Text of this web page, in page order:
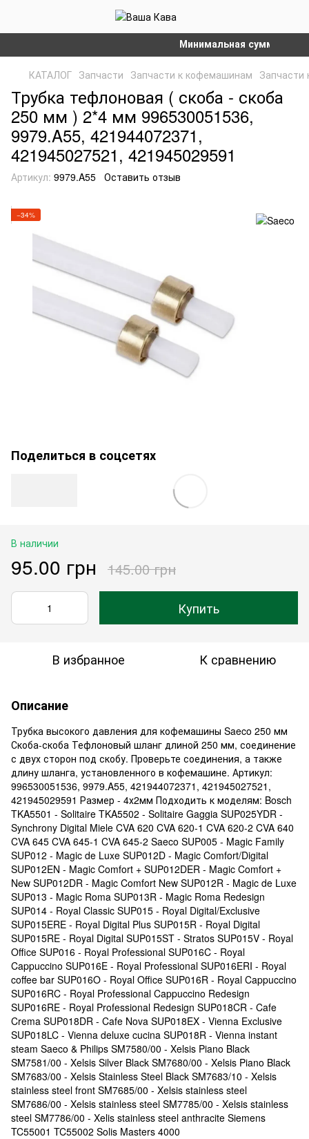
Минимальная сумма
КАТАЛОГ Запчасти Запчасти к кофемашинам Запчасти
Трубка тефлоновая ( скоба - скоба
250 мм ) 2*4 мм 996530051536,
9979.A55, 421944072371,
421945027521, 421945029591
Артикул: 9979.A55 Оставить отзыв
−34%
Поделиться в соцсетях
В наличии
95.00 грн 145.00 грн
Купить
В избранное К сравнению
Описание
Трубка высокого давления для кофемашины Saeco 250 мм
Скоба-скоба Тефлоновый шланг длиной 250 мм, соединение
с двух сторон под скобу. Проверьте соединения, а также
длину шланга, установленного в кофемашине. Артикул:
996530051536, 9979.A55, 421944072371, 421945027521,
421945029591 Размер - 4х2мм Подходить к моделям: Bosch
TKA5501 - Solitaire TKA5502 - Solitaire Gaggia SUP025YDR -
Synchrony Digital Miele CVA 620 CVA 620-1 CVA 620-2 CVA 640
CVA 645 CVA 645-1 CVA 645-2 Saeco SUP005 - Magic Family
SUP012 - Magic de Luxe SUP012D - Magic Comfort/Digital
SUP012EN - Magic Comfort + SUP012DER - Magic Comfort +
New SUP012DR - Magic Comfort New SUP012R - Magic de Luxe
SUP013 - Magic Roma SUP013R - Magic Roma Redesign
SUP014 - Royal Classic SUP015 - Royal Digital/Exclusive
SUP015ERE - Royal Digital Plus SUP015R - Royal Digital
SUP015RE - Royal Digital SUP015ST - Stratos SUP015V - Royal
Office SUP016 - Royal Professional SUP016C - Royal
Cappuccino SUP016E - Royal Professional SUP016ERI - Royal
coffee bar SUP016O - Royal Office SUP016R - Royal Cappuccino
SUP016RC - Royal Professional Cappuccino Redesign
SUP016RE - Royal Professional Redesign SUP018CR - Cafe
Crema SUP018DR - Cafe Nova SUP018EX - Vienna Exclusive
SUP018LC - Vienna deluxe cucina SUP018R - Vienna instant
steam Saeco & Philips SM7580/00 - Xelsis Piano Black
SM7581/00 - Xelsis Silver Black SM7680/00 - Xelsis Piano Black
SM7683/00 - Xelsis Stainless Steel Black SM7683/10 - Xelsis
stainless steel front SM7685/00 - Xelsis stainless steel
SM7686/00 - Xelsis stainless steel SM7785/00 - Xelsis stainless
steel SM7786/00 - Xelis stainless steel anthracite Siemens
TC55001 TC55002 Solis Masters 4000